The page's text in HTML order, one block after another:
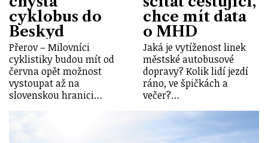
cyklobus do
Beskyd
Přerov – Milovníci
cyklistiky budou mít od
června opět možnost
vystoupat až na
slovenskou hranici…
chce mít data
o MHD
Jaká je vytíženost linek
městské autobusové
dopravy? Kolik lidí jezdí
ráno, ve špičkách a
večer?…